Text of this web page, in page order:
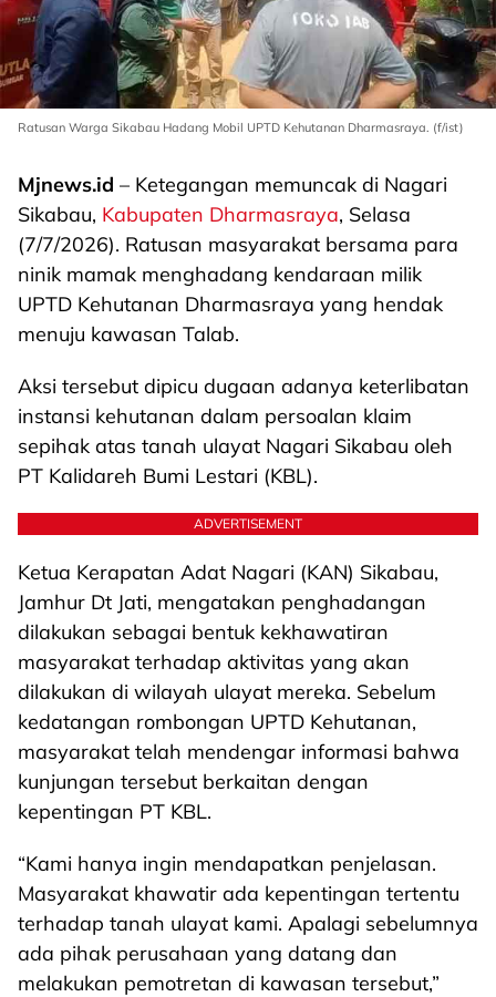
Ratusan Warga Sikabau Hadang Mobil UPTD Kehutanan Dharmasraya. (f/ist)
Mjnews.id – Ketegangan memuncak di Nagari
Sikabau, Kabupaten Dharmasraya, Selasa
(7/7/2026). Ratusan masyarakat bersama para
ninik mamak menghadang kendaraan milik
UPTD Kehutanan Dharmasraya yang hendak
menuju kawasan Talab.
Aksi tersebut dipicu dugaan adanya keterlibatan
instansi kehutanan dalam persoalan klaim
sepihak atas tanah ulayat Nagari Sikabau oleh
PT Kalidareh Bumi Lestari (KBL).
ADVERTISEMENT
Ketua Kerapatan Adat Nagari (KAN) Sikabau,
Jamhur Dt Jati, mengatakan penghadangan
dilakukan sebagai bentuk kekhawatiran
masyarakat terhadap aktivitas yang akan
dilakukan di wilayah ulayat mereka. Sebelum
kedatangan rombongan UPTD Kehutanan,
masyarakat telah mendengar informasi bahwa
kunjungan tersebut berkaitan dengan
kepentingan PT KBL.
“Kami hanya ingin mendapatkan penjelasan.
Masyarakat khawatir ada kepentingan tertentu
terhadap tanah ulayat kami. Apalagi sebelumnya
ada pihak perusahaan yang datang dan
melakukan pemotretan di kawasan tersebut,”